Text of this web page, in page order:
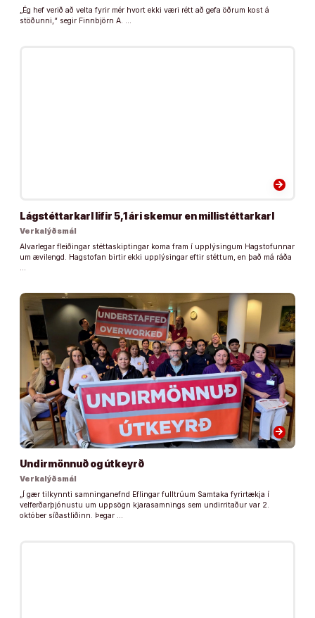
„Ég hef verið að velta fyrir mér hvort ekki væri rétt að gefa öðrum kost á
stöðunni,“ segir Finnbjörn A. …
arrow_forward
Lágstéttarkarl lifir 5,1 ári skemur en millistéttarkarl
Verkalýðsmál
Alvarlegar fleiðingar stéttaskiptingar koma fram í upplýsingum Hagstofunnar
um ævilengd. Hagstofan birtir ekki upplýsingar eftir stéttum, en það má ráða
…
arrow_forward
Undirmönnuð og útkeyrð
Verkalýðsmál
„Í gær tilkynnti samninganefnd Eflingar fulltrúum Samtaka fyrirtækja í
velferðarþjónustu um uppsögn kjarasamnings sem undirritaður var 2.
október síðastliðinn. Þegar …